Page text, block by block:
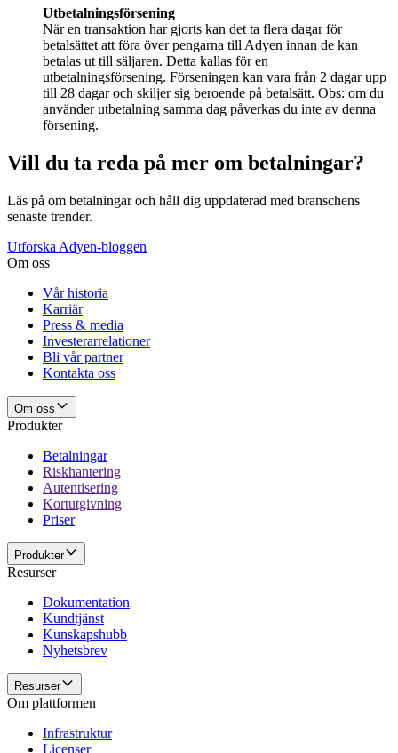
När en transaktion har gjorts kan det ta flera dagar för
betalsättet att föra över pengarna till Adyen innan de kan
betalas ut till säljaren. Detta kallas för en
utbetalningsförsening. Förseningen kan vara från 2 dagar upp
till 28 dagar och skiljer sig beroende på betalsätt. Obs: om du
använder utbetalning samma dag påverkas du inte av denna
försening.
Vill du ta reda på mer om betalningar?
Läs på om betalningar och håll dig uppdaterad med branschens
senaste trender.
Utforska Adyen-bloggen
Om oss
Vår historia
Karriär
Press & media
Investerarrelationer
Bli vår partner
Kontakta oss
Om oss
Produkter
Betalningar
Riskhantering
Autentisering
Kortutgivning
Priser
Produkter
Resurser
Dokumentation
Kundtjänst
Kunskapshubb
Nyhetsbrev
Resurser
Om plattformen
Infrastruktur
Licenser